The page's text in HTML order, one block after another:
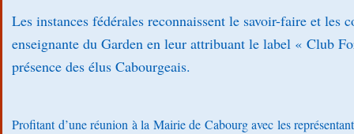
Les instances fédérales reconnaissent le savoir-faire et les
enseignante du Garden en leur attribuant le label « Club
présence des élus Cabourgeais.
Profitant d’une réunion à la Mairie de Cabourg avec les